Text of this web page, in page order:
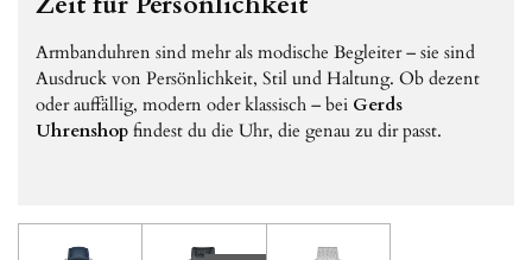
Armbanduhren sind mehr als modische Begleiter – sie sind
Ausdruck von Persönlichkeit, Stil und Haltung. Ob dezent
oder auffällig, modern oder klassisch – bei Gerds
Uhrenshop findest du die Uhr, die genau zu dir passt.